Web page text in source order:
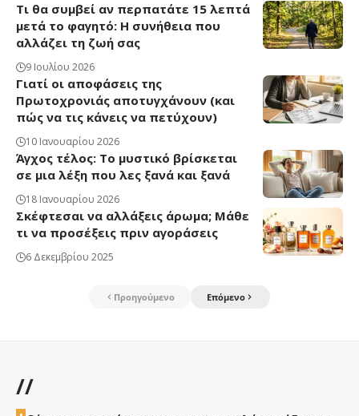
Τι θα συμβεί αν περπατάτε 15 λεπτά
μετά το φαγητό: Η συνήθεια που
αλλάζει τη ζωή σας
9 Ιουλίου 2026
Γιατί οι αποφάσεις της
Πρωτοχρονιάς αποτυγχάνουν (και
πώς να τις κάνεις να πετύχουν)
10 Ιανουαρίου 2026
Άγχος τέλος: Το μυστικό βρίσκεται
σε μια λέξη που λες ξανά και ξανά
18 Ιανουαρίου 2026
Σκέφτεσαι να αλλάξεις άρωμα; Μάθε
τι να προσέξεις πριν αγοράσεις
6 Δεκεμβρίου 2025
Προηγούμενο Επόμενο
//